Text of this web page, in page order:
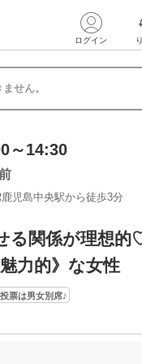
ログイン
せん。
～14:30
児島中央駅から徒歩3分
る関係が理想的
力的》な女性
投票は男女別席♪